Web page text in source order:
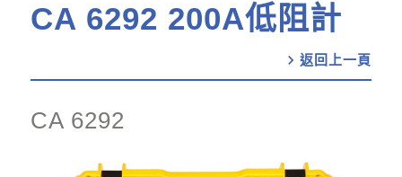
CA 6292 200A低阻計
chevron_right
CA 6292